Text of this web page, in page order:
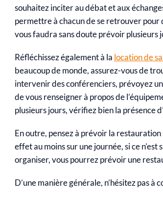
souhaitez inciter au débat et aux
permettre à chacun de se retrouver pour
vous faudra sans doute prévoir plusieurs
Réfléchissez également à la location de
beaucoup de monde, assurez-vous de
intervenir des conférenciers, prévoyez
de vous renseigner à propos de
plusieurs jours, vérifiez bien la présence
En outre, pensez à prévoir la
effet au moins sur une journée, si ce
organiser, vous pourrez prévoir une
D’une manière générale, n’hésitez pas à